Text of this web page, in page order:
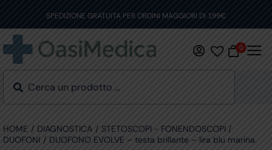
content
SPEDIZIONE GRATUITA PER ORDINI MAGGIORI DI 199€
0
HOME DIAGNOSTICA
STETOSCOPI - FONENDOSCOPI
DUOFONI
DUOFONO EVOLVE – testa brillante – lira blu marina